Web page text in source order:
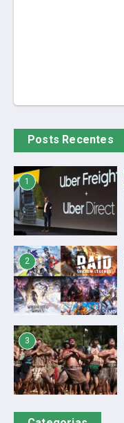
Posts Recentes
1
2
3